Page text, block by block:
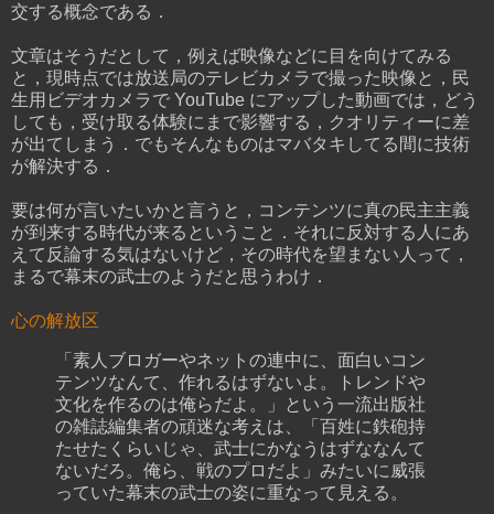
交する概念である．
文章はそうだとして，例えば映像などに目を向けてみる
と，現時点では放送局のテレビカメラで撮った映像と，民
生用ビデオカメラで YouTube にアップした動画では，どう
しても，受け取る体験にまで影響する，クオリティーに差
が出てしまう．でもそんなものはマバタキしてる間に技術
が解決する．
要は何が言いたいかと言うと，コンテンツに真の民主主義
が到来する時代が来るということ．それに反対する人にあ
えて反論する気はないけど，その時代を望まない人って，
まるで幕末の武士のようだと思うわけ．
心の解放区
「素人ブロガーやネットの連中に、面白いコン
テンツなんて、作れるはずないよ。トレンドや
文化を作るのは俺らだよ。」という一流出版社
の雑誌編集者の頑迷な考えは、「百姓に鉄砲持
たせたくらいじゃ、武士にかなうはずななんて
ないだろ。俺ら、戦のプロだよ」みたいに威張
っていた幕末の武士の姿に重なって見える。